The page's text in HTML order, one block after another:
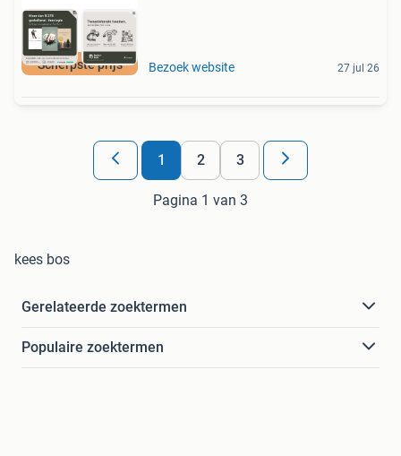
Scherpste prijs Bezoek website 27 jul 26
1 2 3
Pagina 1 van 3
kees bos
Gerelateerde zoektermen
Populaire zoektermen